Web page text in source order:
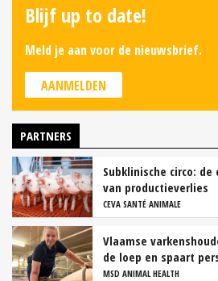
Blijf up to date!
Meld je aan voor de nieuwsbrief.
AANMELDEN
PARTNERS
Subklinische circo:
van productieverlies
CEVA SANTÉ ANIMALE
Vlaamse
de loep en spaart
MSD ANIMAL HEALTH